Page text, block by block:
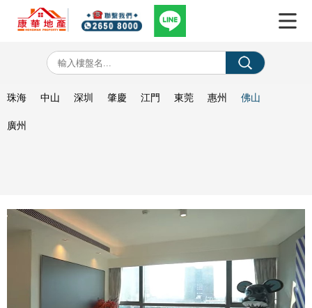
珠海 中山 深圳 肇慶 江門 東莞 惠州 佛山
廣州